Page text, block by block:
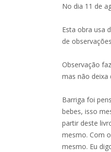
No dia 11 de
Esta obra usa
de
Observação
mas não deixa
Barriga foi
bebes, isso
partir deste
mesmo. Com
mesmo. Eu